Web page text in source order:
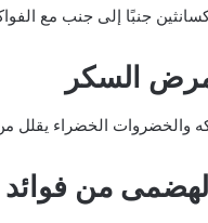
جنبًا إلى جنب مع
السكر
والخضروات الخضراء يقلل
من